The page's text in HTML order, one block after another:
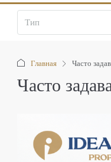
Тип
Главная Часто
Часто